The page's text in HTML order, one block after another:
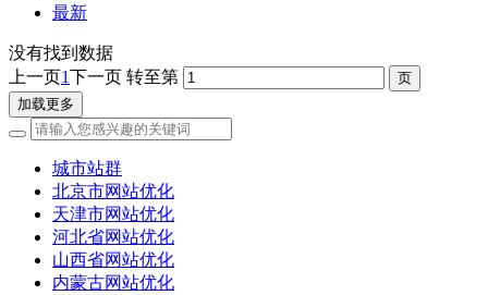
最新
没有找到数据
上一页1下一页 转至第
加载更多
城市站群
北京市网站优化
天津市网站优化
河北省网站优化
山西省网站优化
内蒙古网站优化